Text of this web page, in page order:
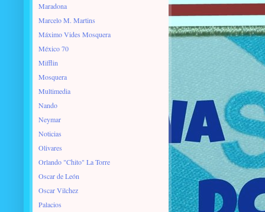
Maradona
Marcelo M. Martins
Máximo Vides Mosquera
México 70
Mifflin
Mosquera
Multimedia
Nando
Neymar
Noticias
Olivares
Orlando "Chito" La Torre
Oscar de León
Oscar Vilchez
Palacios